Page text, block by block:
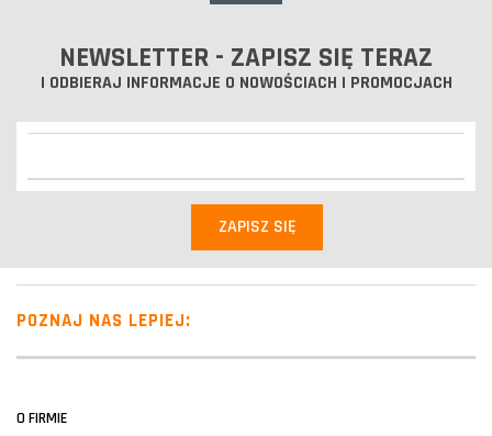
NEWSLETTER - ZAPISZ SIĘ TERAZ
I ODBIERAJ INFORMACJE O NOWOŚCIACH I PROMOCJACH
POZNAJ NAS LEPIEJ:
O FIRMIE